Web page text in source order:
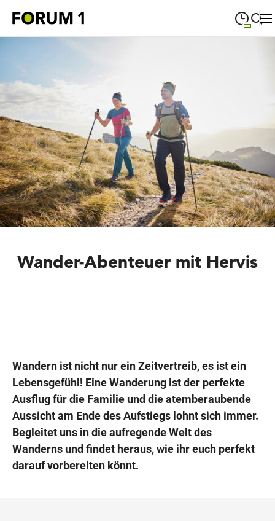
Dienstag
DIENSTAG
Mittwoch
Donnerstag
DONNERSTAG 19:00
Freitag
FREITAG 09:00—19:00
Samstag
SAMSTAG 09:00—18:00
Wander-Abenteuer mit Hervis
Wandern ist nicht nur ein Zeitvertreib, es ist ein
Lebensgefühl! Eine Wanderung ist der perfekte
Ausflug für die Familie und die atemberaubende
Aussicht am Ende des Aufstiegs lohnt sich immer.
Begleitet uns in die aufregende Welt des
Wanderns und findet heraus, wie ihr euch perfekt
darauf vorbereiten könnt.